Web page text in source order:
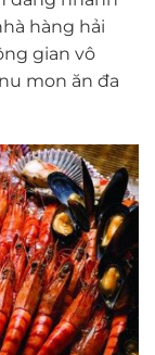
hàng hải
gian vô
mon ăn đa